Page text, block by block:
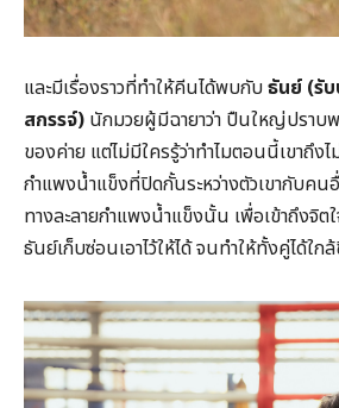
และมีเรื่องราวที่ทำให้คีนได้พบกับธันย์ (รั
สกรรจ์) นักมวยผู้มีฉายาว่า ปืนใหญ่ปราบ
ของค่าย แต่ไม่มีใครรู้ว่าทำไมตอนนี้เขาถึ
กำแพงน้ำแข็งที่ปิดกั้นระหว่างตัวเขากับคน
ทางละลายกำแพงน้ำแข็งนั้น เพื่อเข้าถึงจิต
ธันย์เก็บซ่อนเอาไว้ให้ได้ จนทำให้ทั้งคู่ได้ใ